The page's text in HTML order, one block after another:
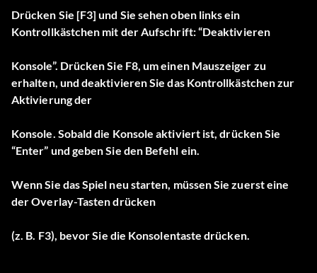
Drücken Sie [F3] und Sie sehen oben links ein
Kontrollkästchen mit der Aufschrift: “Deaktivieren
Konsole”. Drücken Sie F8, um einen Mauszeiger zu
erhalten, und deaktivieren Sie das Kontrollkästchen zur
Aktivierung der
Konsole. Sobald die Konsole aktiviert ist, drücken Sie
“Enter” und geben Sie den Befehl ein.
Wenn Sie das Spiel neu starten, müssen Sie zuerst eine
der Overlay-Tasten drücken
(z. B. F3), bevor Sie die Konsolentaste drücken.